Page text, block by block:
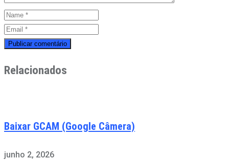
Relacionados
Baixar GCAM (Google Câmera)
junho 2, 2026